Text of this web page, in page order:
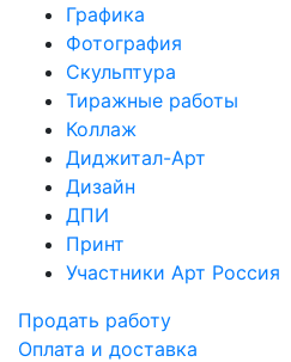
Графика
Фотография
Скульптура
Тиражные работы
Коллаж
Диджитал-Арт
Дизайн
ДПИ
Принт
Участники Арт Россия
Продать работу
Оплата и доставка